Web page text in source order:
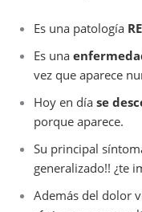
Es una patología
Es una
vez que aparece
Hoy en díase
porque aparece.
Su principal
generalizado!! ¿te
Además del dolor